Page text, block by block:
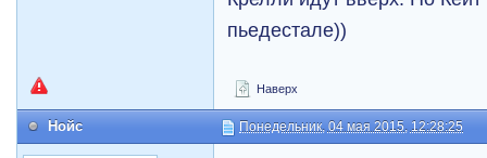
пьедестале))
Наверх
Нойс Понедельник, 04 мая 2015, 12:28:25